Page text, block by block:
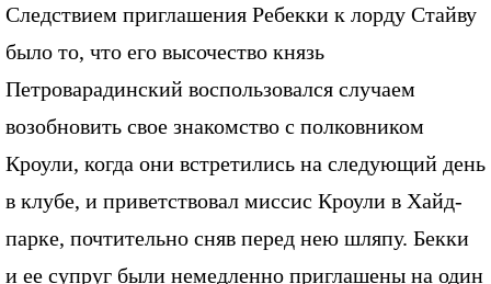
Следствием приглашения Ребекки к лорду Стайву
было то, что его высочество князь
Петроварадинский воспользовался случаем
возобновить свое знакомство с полковником
Кроули, когда они встретились на следующий день
в клубе, и приветствовал миссис Кроули в Хайд-
парке, почтительно сняв перед нею шляпу. Бекки
и ее супруг были немедленно приглашены на один